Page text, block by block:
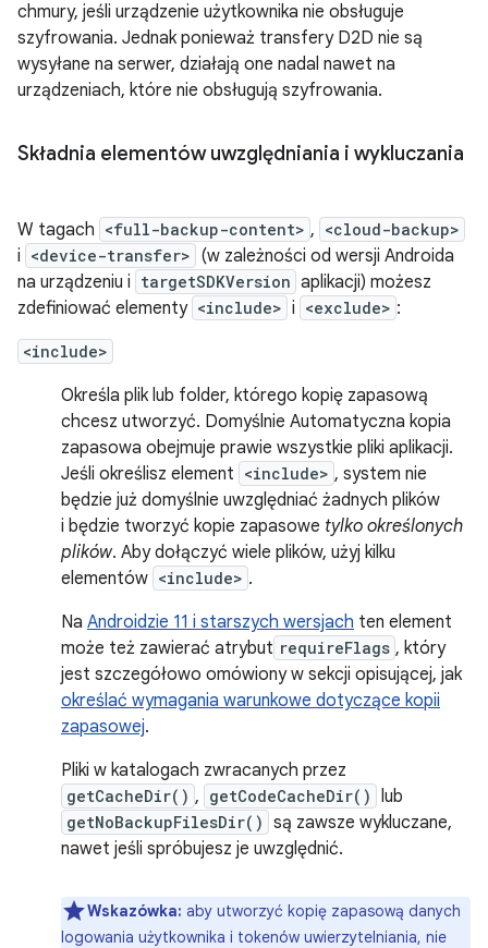
chmury, jeśli urządzenie użytkownika nie obsługuje
szyfrowania. Jednak ponieważ transfery D2D nie są
wysyłane na serwer, działają one nadal nawet na
urządzeniach, które nie obsługują szyfrowania.
Składnia elementów uwzględniania i wykluczania
W tagach <full-backup-content> , <cloud-backup>
i <device-transfer> (w zależności od wersji Androida
na urządzeniu i targetSDKVersion aplikacji) możesz
zdefiniować elementy <include> i <exclude> :
<include>
Określa plik lub folder, którego kopię zapasową
chcesz utworzyć. Domyślnie Automatyczna kopia
zapasowa obejmuje prawie wszystkie pliki aplikacji.
Jeśli określisz element <include> , system nie
będzie już domyślnie uwzględniać żadnych plików
i będzie tworzyć kopie zapasowe tylko określonych
plików. Aby dołączyć wiele plików, użyj kilku
elementów <include> .
Na Androidzie 11 i starszych wersjach ten element
może też zawierać atrybut requireFlags , który
jest szczegółowo omówiony w sekcji opisującej, jak
określać wymagania warunkowe dotyczące kopii
zapasowej.
Pliki w katalogach zwracanych przez
getCacheDir() , getCodeCacheDir() lub
getNoBackupFilesDir() są zawsze wykluczane,
nawet jeśli spróbujesz je uwzględnić.
Wskazówka: aby utworzyć kopię zapasową danych
logowania użytkownika i tokenów uwierzytelniania, nie